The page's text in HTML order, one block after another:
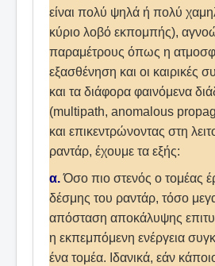
είναι πολύ ψηλά ή πολύ
κύριο λοβό εκπομπής),
παραμέτρους όπως η
εξασθένηση και οι καιρικές
και τα διάφορα φαινόμενα
(multipath, anomalous
και επικεντρώνοντας στη
ραντάρ, έχουμε τα εξής:
α.Όσο πιο στενός ο τομέας
δέσμης του ραντάρ, τόσο
απόσταση αποκάλυψης
η εκπεμπόμενη ενέργεια
ένα τομέα. Ιδανικά, εάν